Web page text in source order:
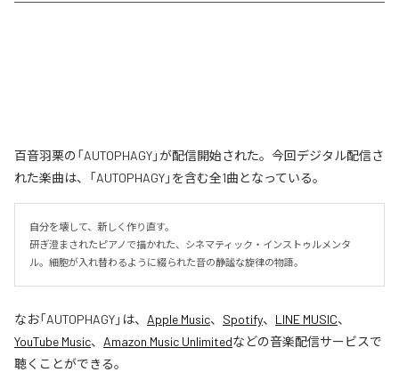
百音羽栗の「AUTOPHAGY」が配信開始された。今回デジタル配信さ
れた楽曲は、「AUTOPHAGY」を含む全1曲となっている。
自分を壊して、新しく作り直す。
研ぎ澄まされたピアノで描かれた、シネマティック・インストゥルメンタ
ル。細胞が入れ替わるように綴られた音の静謐な旋律の物語。
なお「AUTOPHAGY」は、 Apple Music、 Spotify、 LINE MUSIC、
YouTube Music、 Amazon Music Unlimitedなどの音楽配信サービスで
聴くことができる。